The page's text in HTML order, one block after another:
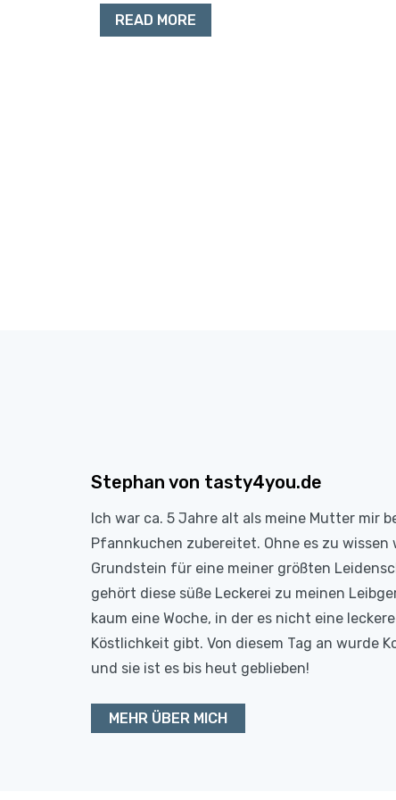
READ MORE
Stephan von tasty4you.de
Ich war ca. 5 Jahre alt als meine Mutter mir
Pfannkuchen zubereitet. Ohne es zu wissen
Grundstein für eine meiner größten
gehört diese süße Leckerei zu meinen
kaum eine Woche, in der es nicht eine
Köstlichkeit gibt. Von diesem Tag an wurde
und sie ist es bis heut geblieben!
MEHR ÜBER MICH